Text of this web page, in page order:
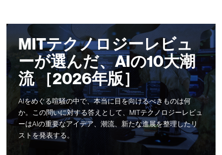
MITテクノロジーレビュ
ーが選んだ、AIの10大潮
流 ［2026年版］
AIをめぐる喧騒の中で、本当に目を向けるべきものは何
か。この問いに対する答えとして、MITテクノロジーレビュ
ーはAIの重要なアイデア、潮流、新たな進展を整理したリ
ストを発表する。